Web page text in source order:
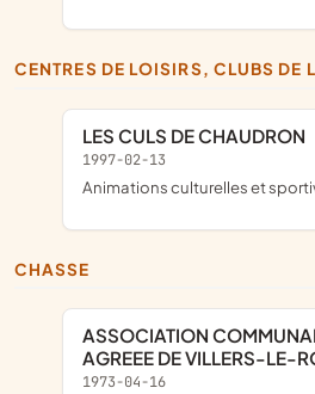
CENTRES DE LOISIRS, CLUBS DE
LES CULS DE CHAUDRON
1997-02-13
animations culturelles et
CHASSE
ASSOCIATION COMMUNALE DE CHASSE
AGREEE DE VILLERS-LE-
1973-04-16